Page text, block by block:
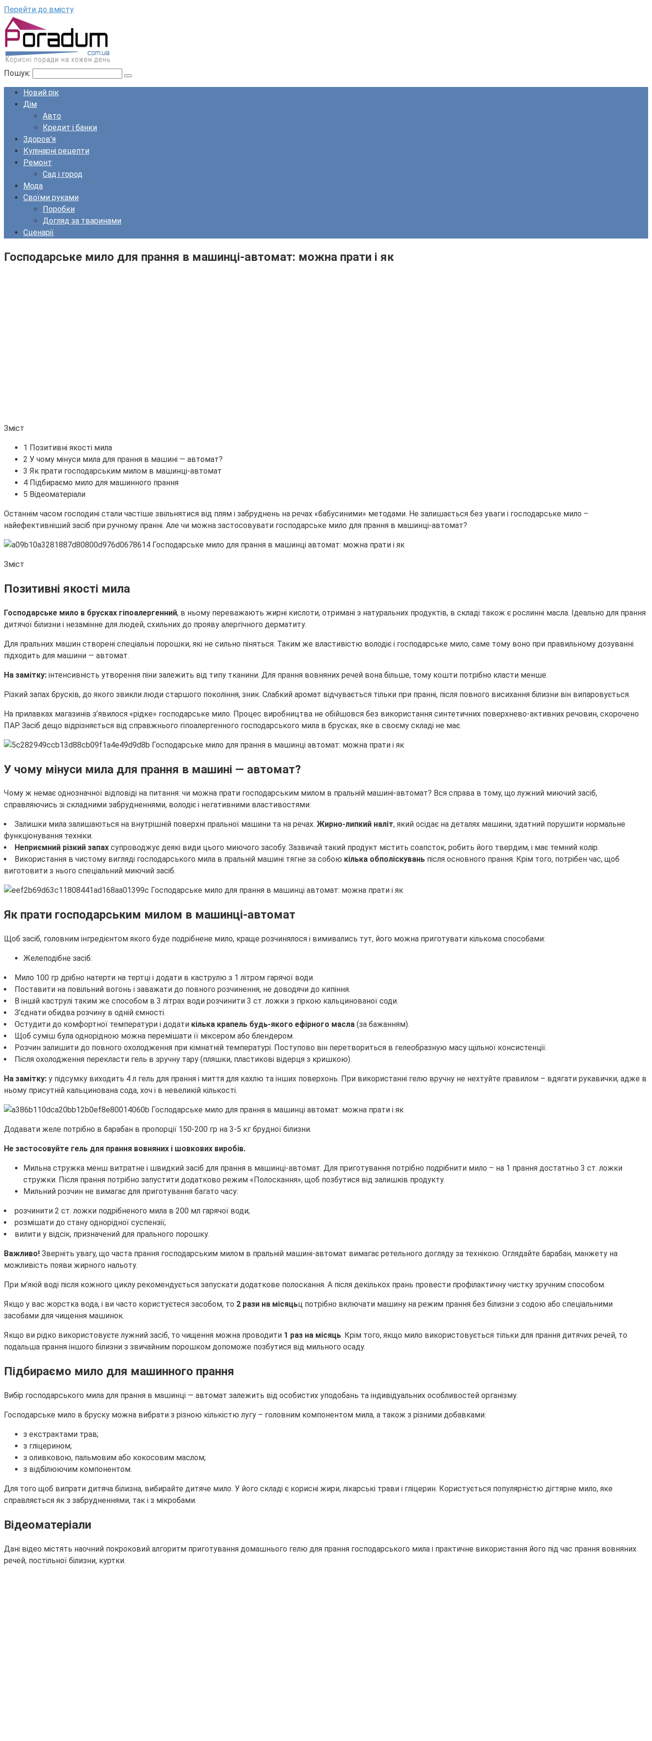
Перейти до вмісту
Пошук:
Новий рік
Дім
Авто
Кредит і банки
Здоров’я
Кулінарні рецепти
Ремонт
Сад і город
Мода
Своїми руками
Поробки
Догляд за тваринами
Сценарії
Господарське мило для прання в машинці-автомат: можна прати і як
Зміст
1 Позитивні якості мила
2 У чому мінуси мила для прання в машині — автомат?
3 Як прати господарським милом в машинці-автомат
4 Підбираємо мило для машинного прання
5 Відеоматеріали
Останнім часом господині стали частіше звільнятися від плям і забруднень на речах «бабусиними» методами. Не залишається без уваги і господарське мило –
найефективніший засіб при ручному пранні. Але чи можна застосовувати господарське мило для прання в машинці-автомат?
Зміст
Позитивні якості мила
Господарське мило в брусках гіпоалергенний, в ньому переважають жирні кислоти, отримані з натуральних продуктів, в складі також є рослинні масла. Ідеально для прання
дитячої білизни і незамінне для людей, схильних до прояву алергічного дерматиту.
Для пральних машин створені спеціальні порошки, які не сильно піняться. Таким же властивістю володіє і господарське мило, саме тому воно при правильному дозуванні
підходить для машини — автомат.
На замітку: інтенсивність утворення піни залежить від типу тканини. Для прання вовняних речей вона більше, тому кошти потрібно класти менше.
Різкий запах брусків, до якого звикли люди старшого покоління, зник. Слабкий аромат відчувається тільки при пранні, після повного висихання білизни він випаровується.
На прилавках магазинів з’явилося «рідке» господарське мило. Процес виробництва не обійшовся без використання синтетичних поверхнево-активних речовин, скорочено
ПАР. Засіб дещо відрізняється від справжнього гіпоалергенного господарського мила в брусках, яке в своєму складі не має.
У чому мінуси мила для прання в машині — автомат?
Чому ж немає однозначної відповіді на питання: чи можна прати господарським милом в пральній машині-автомат? Вся справа в тому, що лужний миючий засіб,
справляючись зі складними забрудненнями, володіє і негативними властивостями:
Залишки мила залишаються на внутрішній поверхні пральної машини та на речах. Жирно-липкий наліт, який осідає на деталях машини, здатний порушити нормальне
функціонування техніки.
Неприємний різкий запах супроводжує деякі види цього миючого засобу. Зазвичай такий продукт містить соапсток, робить його твердим, і має темний колір.
Використання в чистому вигляді господарського мила в пральній машині тягне за собою кілька обполіскувань після основного прання. Крім того, потрібен час, щоб
виготовити з нього спеціальний миючий засіб.
Як прати господарським милом в машинці-автомат
Щоб засіб, головним інгредієнтом якого буде подрібнене мило, краще розчинялося і вимивались тут, його можна приготувати кількома способами:
Желеподібне засіб:
Мило 100 гр дрібно натерти на тертці і додати в каструлю з 1 літром гарячої води.
Поставити на повільний вогонь і заважати до повного розчинення, не доводячи до кипіння.
В іншій каструлі таким же способом в 3 літрах води розчинити 3 ст. ложки з гіркою кальцинованої соди.
З’єднати обидва розчину в одній ємності.
Остудити до комфортної температури і додати кілька крапель будь-якого ефірного масла (за бажанням).
Щоб суміш була однорідною можна перемішати її міксером або блендером.
Розчин залишити до повного охолодження при кімнатній температурі. Поступово він перетвориться в гелеобразную масу щільної консистенції.
Після охолодження перекласти гель в зручну тару (пляшки, пластикові відерця з кришкою).
На замітку: у підсумку виходить 4 л гель для прання і миття для кахлю та інших поверхонь. При використанні гелю вручну не нехтуйте правилом – вдягати рукавички, адже в
ньому присутній кальцинована сода, хоч і в невеликій кількості.
Додавати желе потрібно в барабан в пропорції 150-200 гр на 3-5 кг брудної білизни.
Не застосовуйте гель для прання вовняних і шовкових виробів.
Мильна стружка менш витратне і швидкий засіб для прання в машинці-автомат. Для приготування потрібно подрібнити мило – на 1 прання достатньо 3 ст. ложки
стружки. Після прання потрібно запустити додатково режим «Полоскання», щоб позбутися від залишків продукту.
Мильний розчин не вимагає для приготування багато часу:
розчинити 2 ст. ложки подрібненого мила в 200 мл гарячої води;
розмішати до стану однорідної суспензії;
вилити у відсік, призначений для прального порошку.
Важливо! Зверніть увагу, що часта прання господарським милом в пральній машині-автомат вимагає ретельного догляду за технікою. Оглядайте барабан, манжету на
можливість появи жирного нальоту.
При м’якій воді після кожного циклу рекомендується запускати додаткове полоскання. А після декількох прань провести профілактичну чистку зручним способом.
Якщо у вас жорстка вода, і ви часто користуєтеся засобом, то 2 рази на місяцьц потрібно включати машину на режим прання без білизни з содою або спеціальними
засобами для чищення машинок.
Якщо ви рідко використовуєте лужний засіб, то чищення можна проводити 1 раз на місяць. Крім того, якщо мило використовується тільки для прання дитячих речей, то
подальша прання іншого білизни з звичайним порошком допоможе позбутися від мильного осаду.
Підбираємо мило для машинного прання
Вибір господарського мила для прання в машинці — автомат залежить від особистих уподобань та індивідуальних особливостей організму.
Господарське мило в бруску можна вибрати з різною кількістю лугу – головним компонентом мила, а також з різними добавками:
з екстрактами трав;
з гліцерином;
з оливковою, пальмовим або кокосовим маслом;
з відбілюючим компонентом.
Для того щоб випрати дитяча білизна, вибирайте дитяче мило. У його складі є корисні жири, лікарські трави і гліцерин. Користується популярністю дігтярне мило, яке
справляється як з забрудненнями, так і з мікробами.
Відеоматеріали
Дані відео містять наочний покроковий алгоритм приготування домашнього гелю для прання господарського мила і практичне використання його під час прання вовняних
речей, постільної білизни, куртки.